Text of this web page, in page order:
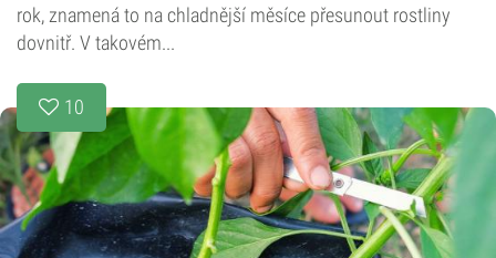
rok, znamená to na chladnější měsíce přesunout rostliny
dovnitř. V takovém...
10